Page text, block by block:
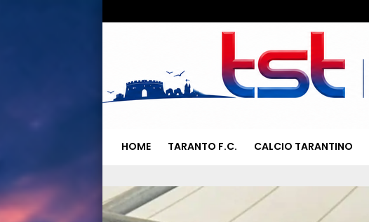
HOME TARANTO F.C. CALCIO TARANTINO